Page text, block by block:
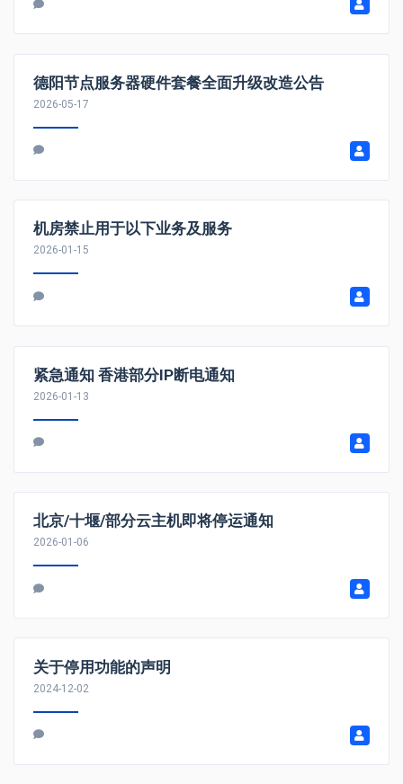
德阳节点服务器硬件套餐全面升级改造公告
2026-05-17
机房禁止用于以下业务及服务
2026-01-15
紧急通知 香港部分IP断电通知
2026-01-13
北京/十堰/部分云主机即将停运通知
2026-01-06
关于停用功能的声明
2024-12-02